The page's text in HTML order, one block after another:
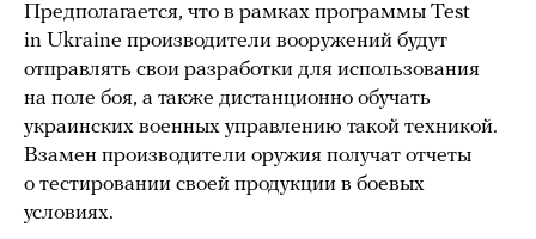
Предполагается, что в рамках программы Test
in Ukraine производители вооружений будут
отправлять свои разработки для использования
на поле боя, а также дистанционно обучать
украинских военных управлению такой техникой.
Взамен производители оружия получат отчеты
о тестировании своей продукции в боевых
условиях.